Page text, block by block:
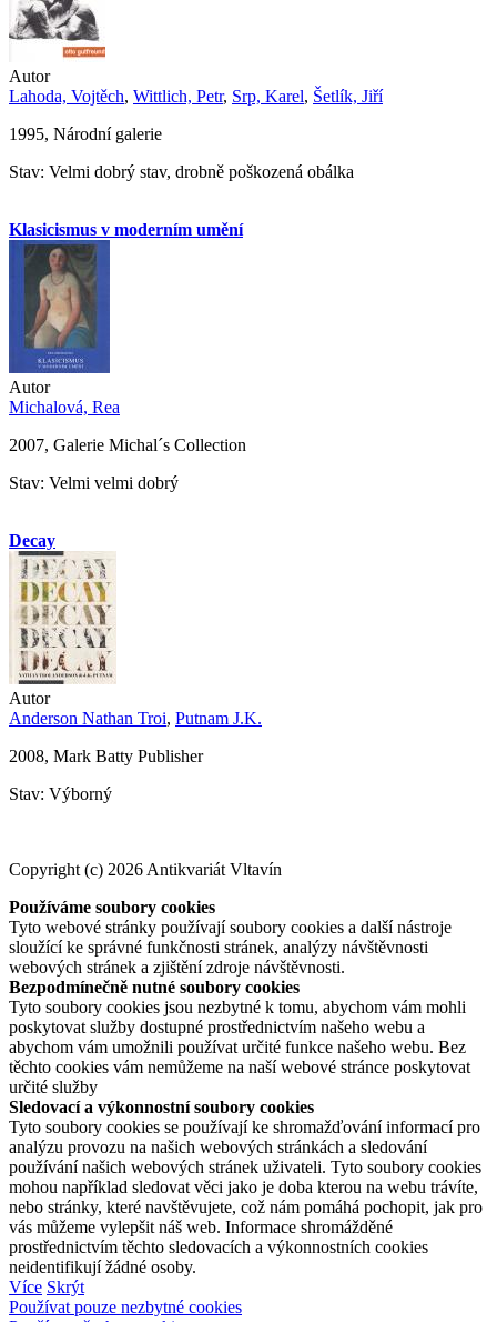
Autor
Lahoda, Vojtěch, Wittlich, Petr, Srp, Karel, Šetlík, Jiří
1995, Národní galerie
Stav: Velmi dobrý stav, drobně poškozená obálka
Klasicismus v moderním umění
Autor
Michalová, Rea
2007, Galerie Michal´s Collection
Stav: Velmi velmi dobrý
Decay
Autor
Anderson Nathan Troi, Putnam J.K.
2008, Mark Batty Publisher
Stav: Výborný
Copyright (c) 2026 Antikvariát Vltavín
Používáme soubory cookies
Tyto webové stránky používají soubory cookies a další nástroje
sloužící ke správné funkčnosti stránek, analýzy návštěvnosti
webových stránek a zjištění zdroje návštěvnosti.
Bezpodmínečně nutné soubory cookies
Tyto soubory cookies jsou nezbytné k tomu, abychom vám mohli
poskytovat služby dostupné prostřednictvím našeho webu a
abychom vám umožnili používat určité funkce našeho webu. Bez
těchto cookies vám nemůžeme na naší webové stránce poskytovat
určité služby
Sledovací a výkonnostní soubory cookies
Tyto soubory cookies se používají ke shromažďování informací pro
analýzu provozu na našich webových stránkách a sledování
používání našich webových stránek uživateli. Tyto soubory cookies
mohou například sledovat věci jako je doba kterou na webu trávíte,
nebo stránky, které navštěvujete, což nám pomáhá pochopit, jak pro
vás můžeme vylepšit náš web. Informace shromážděné
prostřednictvím těchto sledovacích a výkonnostních cookies
neidentifikují žádné osoby.
Více Skrýt
Používat pouze nezbytné cookies